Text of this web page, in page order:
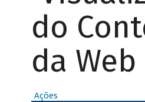
do
da Web
Ações